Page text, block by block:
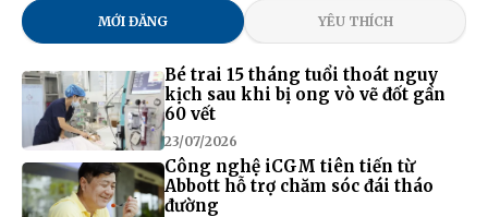
MỚI ĐĂNG YÊU THÍCH
Bé trai 15 tháng tuổi thoát nguy
kịch sau khi bị ong vò vẽ đốt gần
60 vết
23/07/2026
Công nghệ iCGM tiên tiến từ
Abbott hỗ trợ chăm sóc đái tháo
đường